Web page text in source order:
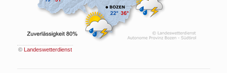
© Landeswetterdienst